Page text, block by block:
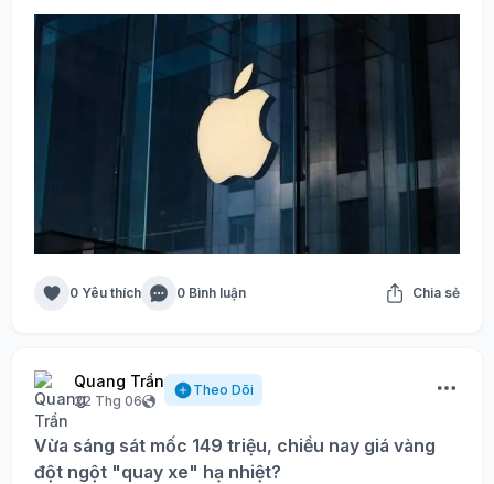
0 Yêu thích 0 Bình luận Chia sẻ
Quang Trần
22 Thg 06
Theo Dõi
Vừa sáng sát mốc 149 triệu, chiều nay giá vàng
đột ngột "quay xe" hạ nhiệt?